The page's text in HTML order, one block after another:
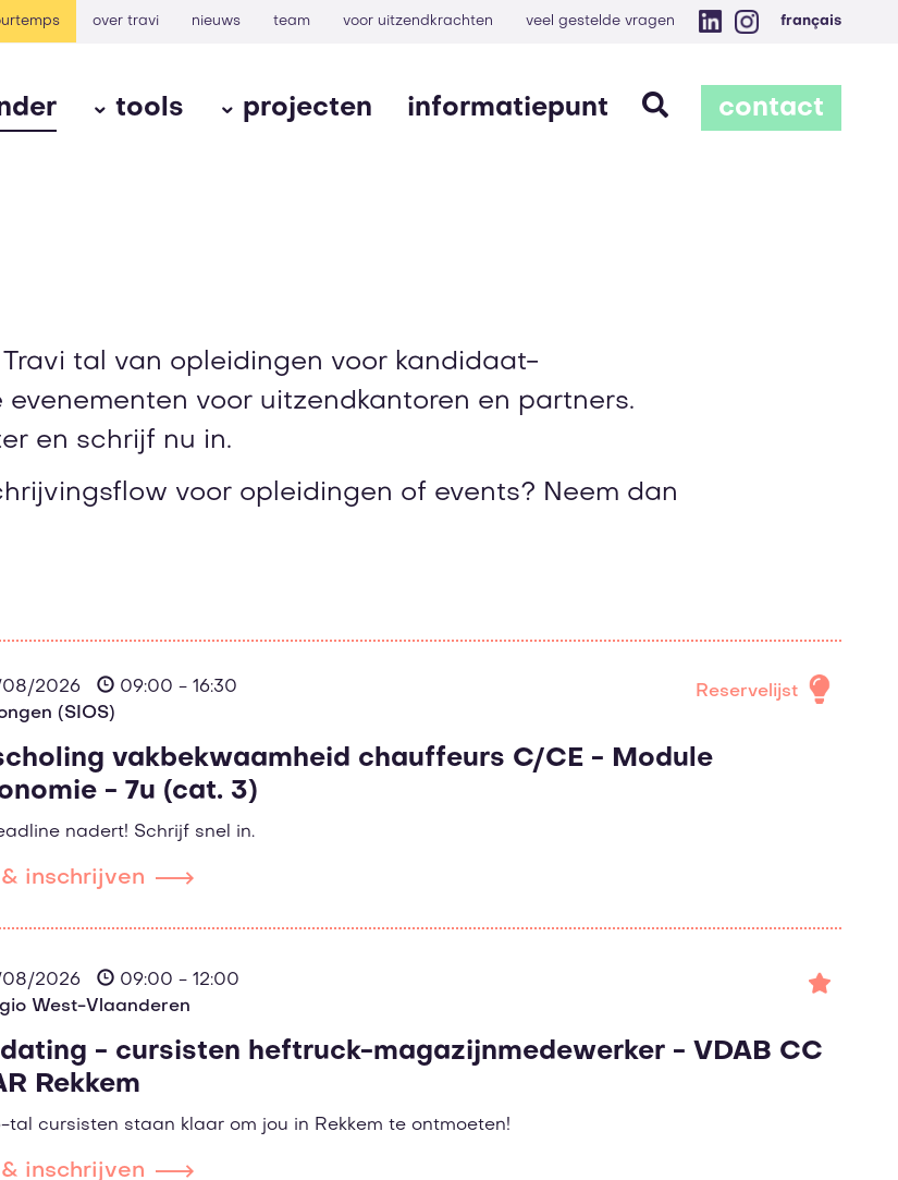
over travi nieuws team voor uitzendkrachten veel gestelde vragen français
contact
tools projecten informatiepunt
tal van opleidingen voor kandidaat-
voor uitzendkantoren en partners.
en schrijf nu in.
voor opleidingen of events? Neem dan
Reservelijst
08/2026
09:00 - 16:30
(SIOS)
vakbekwaamheid chauffeurs C/CE - Module
- 7u (cat. 3)
nadert! Schrijf snel in.
inschrijven
08/2026
09:00 - 12:00
West-Vlaanderen
- cursisten heftruck-magazijnmedewerker - VDAB CC
Rekkem
tal cursisten staan klaar om jou in Rekkem te ontmoeten!
inschrijven